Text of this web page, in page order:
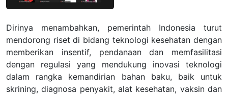
Dirinya menambahkan, pemerintah Indonesia turut
mendorong riset di bidang teknologi kesehatan dengan
memberikan insentif, pendanaan dan memfasilitasi
dengan regulasi yang mendukung inovasi teknologi
dalam rangka kemandirian bahan baku, baik untuk
skrining, diagnosa penyakit, alat kesehatan, vaksin dan